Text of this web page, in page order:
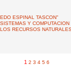
ESPINAL TASCON"
Y COMPUTACION
RECURSOS
1 2 3 4 5 6